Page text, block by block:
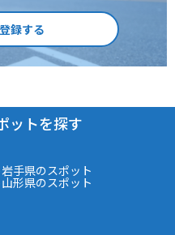
録する
ットを探す
岩手県のスポット
山形県のスポット